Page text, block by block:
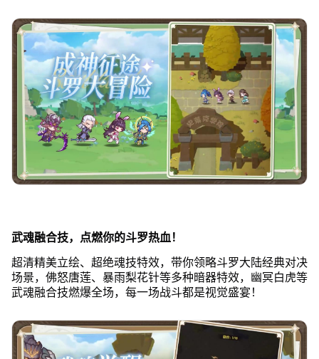
武魂融合技，点燃你的斗罗热血！
超清精美立绘、超绝魂技特效，带你领略斗罗大陆经典对决
场景，佛怒唐莲、暴雨梨花针等多种暗器特效，幽冥白虎等
武魂融合技燃爆全场，每一场战斗都是视觉盛宴！